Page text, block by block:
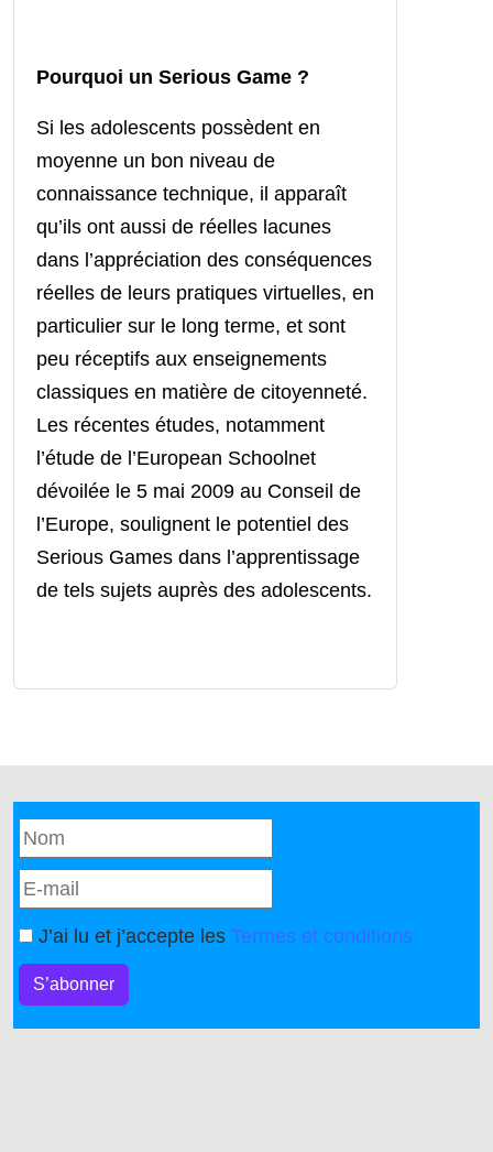
Pourquoi un Serious Game ?
Si les adolescents possèdent en
moyenne un bon niveau de
connaissance technique, il apparaît
qu’ils ont aussi de réelles lacunes
dans l’appréciation des conséquences
réelles de leurs pratiques virtuelles, en
particulier sur le long terme, et sont
peu réceptifs aux enseignements
classiques en matière de citoyenneté.
Les récentes études, notamment
l’étude de l’European Schoolnet
dévoilée le 5 mai 2009 au Conseil de
l’Europe, soulignent le potentiel des
Serious Games dans l’apprentissage
de tels sujets auprès des adolescents.
J’ai lu et j’accepte les Termes et conditions
S’abonner